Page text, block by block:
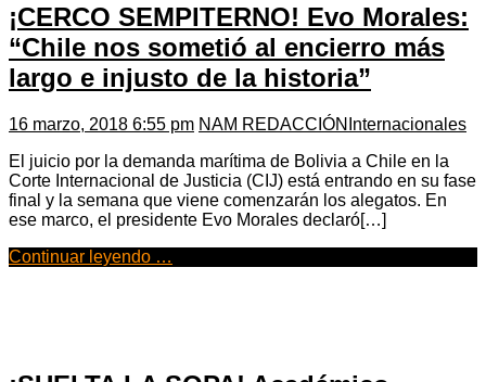
¡CERCO SEMPITERNO! Evo Morales:
“Chile nos sometió al encierro más
largo e injusto de la historia”
16 marzo, 2018 6:55 pm NAM REDACCIÓN Internacionales
El juicio por la demanda marítima de Bolivia a Chile en la
Corte Internacional de Justicia (CIJ) está entrando en su fase
final y la semana que viene comenzarán los alegatos. En
ese marco, el presidente Evo Morales declaró[…]
Continuar leyendo …